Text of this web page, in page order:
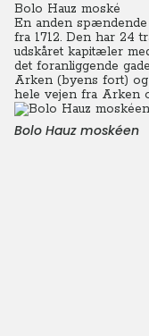
Bolo Hauz moské
En anden
fra 1712. Den har 24
udskåret kapitæler
det foranliggende
Arken (byens fort)
hele vejen fra Arken
Bolo Hauz moskéen